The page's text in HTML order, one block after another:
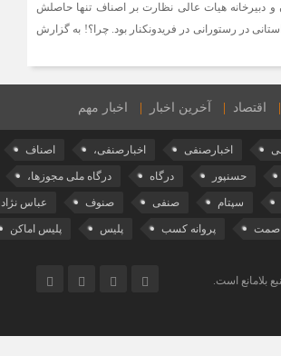
هیات عالی نظارت بر اصناف تنها حاصلش
در رستورانی در فریدونکنار بود. چرا؟! به گزارش
اقتصاد آخرین اخبار اخبار مهم
اخبارصنفی اخبارصنفی، اصناف
حسنپور درگاه درگاه ملی مجوزها،
سپتام صنفی صنوف عباس نژاد
صمت پروانه کسب پلیس پلیس اماکن
بلامانع است.